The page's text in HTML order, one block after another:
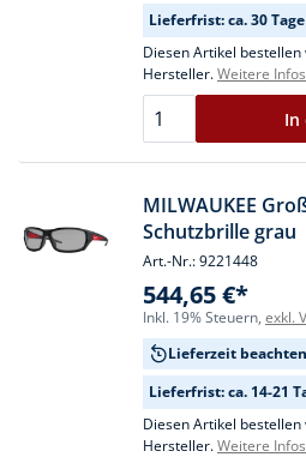
Lieferfrist: ca. 30 Tage
Diesen Artikel
Hersteller.Weitere Infos
In
MILWAUKEE
Schutzbrille grau
Art.-Nr.: 9221448
544,65 €*
Inkl. 19% Steuern, exkl.
Lieferzeit beachten
Lieferfrist: ca. 14-21
Diesen Artikel
Hersteller.Weitere Infos